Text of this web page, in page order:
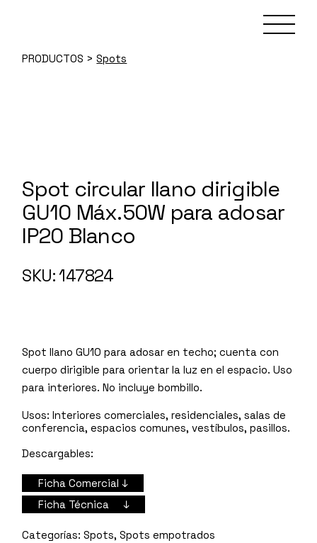
PRODUCTOS >Spots
Spot circular llano dirigible
GU10 Máx.50W para adosar
IP20 Blanco
SKU: 147824
Spot llano GU10 para adosar en techo; cuenta con
cuerpo dirigible para orientar la luz en el espacio. Uso
para interiores. No incluye bombillo.
Usos:Interiores comerciales, residenciales, salas de
conferencia, espacios comunes, vestíbulos, pasillos.
Descargables:
Ficha Comercial ↓
Ficha Técnica ↓
Spots,Spots empotrados